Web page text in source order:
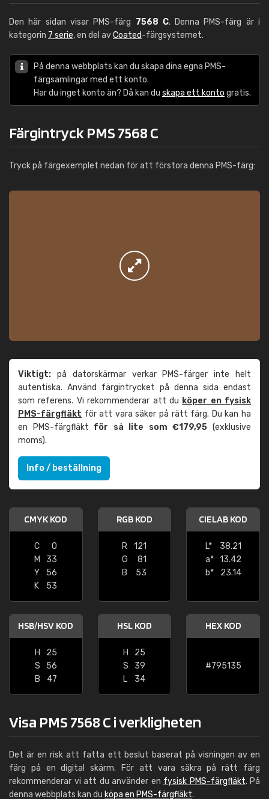
Den här sidan visar PMS-färg 7568 C. Denna PMS-färg är i
kategorin 7 serie, en del avCoated-färgsystemet.
På denna webbplats kan du skapa dina egna PMS-
färgsamlingar med ett konto.
Har du inget konto än? Då kan du skapa ett konto gratis.
Färgintryck PMS 7568 C
Tryck på färgexemplet nedan för att förstora denna PMS-färg:
Viktigt: på datorskärmar verkar PMS-färger inte helt
autentiska. Använd färgintrycket på denna sida endast
som referens. Vi rekommenderar att du köper en fysisk
PMS-färgfläkt för att vara säker på rätt färg. Du kan ha
en PMS-färgfläkt för så lite som €179,95 (exklusive
moms).
Info / beställning
CMYK KOD
C
0
M
33
Y
56
K
53
RGB KOD
R
121
G
81
B
53
CIELAB KOD
L*
38.21
a*
13.42
b*
23.14
HSB/HSV KOD
H
25
S
56
B
47
HSL KOD
H
25
S
39
L
34
HEX KOD
#795135
Visa PMS 7568 C i verkligheten
Det är en risk att fatta ett beslut baserat på visningen av en
färg på en digital skärm. För att vara säkra på rätt färg
rekommenderar vi att du använder en fysisk PMS-färgfläkt. På
denna webbplats kan du köpa en PMS-färgfläkt.